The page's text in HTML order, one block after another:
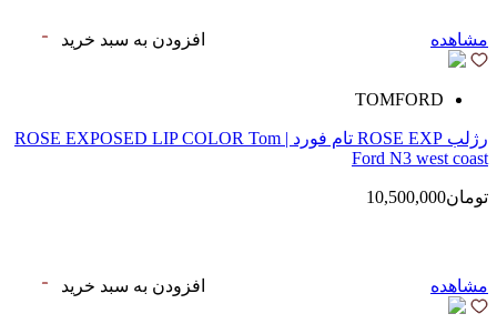
مشاهده افزودن به سبد خرید
TOMFORD
رژلب ROSE EXP تام فورد | ROSE EXPOSED LIP COLOR Tom
Ford N3 west coast
تومان10,500,000
مشاهده افزودن به سبد خرید